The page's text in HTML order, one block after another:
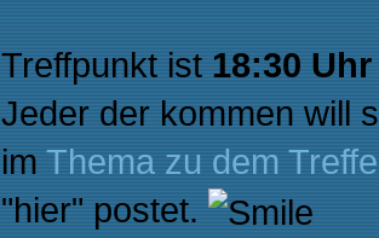
Treffpunkt ist 18:30 Uhr
Jeder der kommen will
im Thema zu dem
"hier" postet.